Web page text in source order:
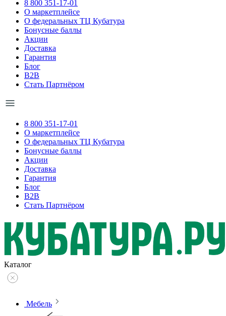
8 800 351-17-01
О маркетплейсе
О федеральных ТЦ Кубатура
Бонусные баллы
Акции
Доставка
Гарантия
Блог
B2B
Стать Партнёром
8 800 351-17-01
О маркетплейсе
О федеральных ТЦ Кубатура
Бонусные баллы
Акции
Доставка
Гарантия
Блог
B2B
Стать Партнёром
Каталог
Мебель